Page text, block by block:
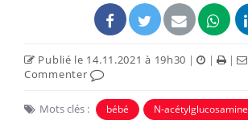
Publié le 14.11.2021 à 19h30 | | |
Commenter
Mots clés : bébé N-acétylglucosamine